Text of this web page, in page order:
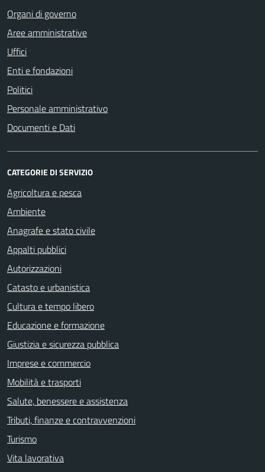
Organi di governo
Aree amministrative
Uffici
Enti e fondazioni
Politici
Personale amministrativo
Documenti e Dati
CATEGORIE DI SERVIZIO
Agricoltura e pesca
Ambiente
Anagrafe e stato civile
Appalti pubblici
Autorizzazioni
Catasto e urbanistica
Cultura e tempo libero
Educazione e formazione
Giustizia e sicurezza pubblica
Imprese e commercio
Mobilità e trasporti
Salute, benessere e assistenza
Tributi, finanze e contravvenzioni
Turismo
Vita lavorativa